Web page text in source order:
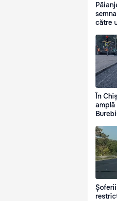
către
În
amplă